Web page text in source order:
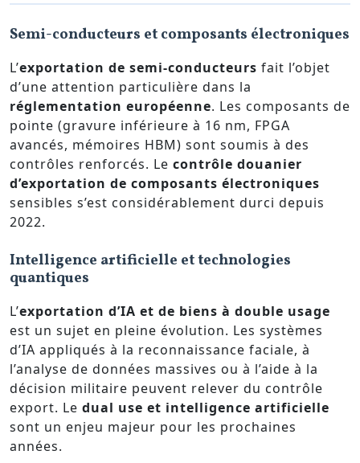
Semi-conducteurs et composants électroniques
L’exportation de semi-conducteurs fait l’objet
d’une attention particulière dans la
réglementation européenne. Les composants de
pointe (gravure inférieure à 16 nm, FPGA
avancés, mémoires HBM) sont soumis à des
contrôles renforcés. Le contrôle douanier
d’exportation de composants électroniques
sensibles s’est considérablement durci depuis
2022.
Intelligence artificielle et technologies
quantiques
L’exportation d’IA et de biens à double usage
est un sujet en pleine évolution. Les systèmes
d’IA appliqués à la reconnaissance faciale, à
l’analyse de données massives ou à l’aide à la
décision militaire peuvent relever du contrôle
export. Le dual use et intelligence artificielle
sont un enjeu majeur pour les prochaines
années.